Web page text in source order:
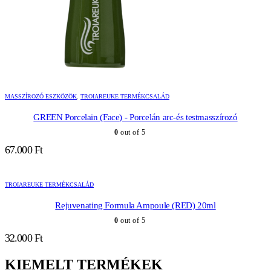
MASSZÍROZÓ ESZKÖZÖK TROIAREUKE TERMÉKCSALÁD
GREEN Porcelain (Face) - Porcelán arc-és testmasszírozó
0 out of 5
67.000Ft
TROIAREUKE TERMÉKCSALÁD
Rejuvenating Formula Ampoule (RED) 20ml
0 out of 5
32.000Ft
KIEMELT TERMÉKEK